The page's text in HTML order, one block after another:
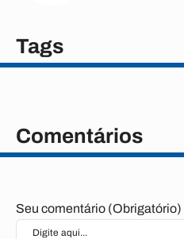
Tags
Comentários
Seu comentário (Obrigatório)